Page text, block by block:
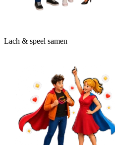
Lach & speel samen